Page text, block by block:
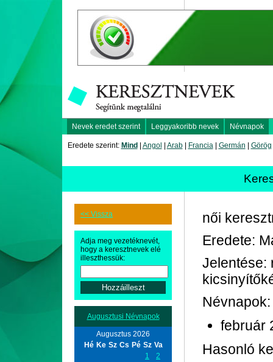
Nevek eredet szerint Leggyakoribb nevek Névnapok
Eredete szerint: Mind Angol Arab| Francia| Germán Görög
<< Vissza
Adja meg vezetéknevét,
hogy a keresztnevek elé
illeszthessük:
Augusztusi Névnapok
Augusztus 2026
Hé Ke Sz Cs Pé Sz Va
1
2
női
Eredete:
Jelentése:
Névnapok:
február
Hasonló